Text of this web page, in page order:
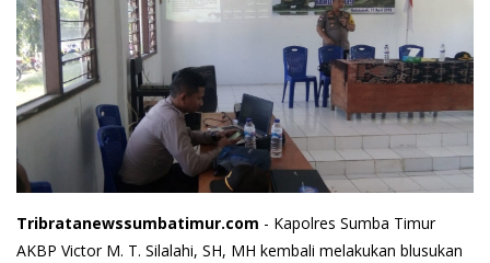
Jurnal Kamtibmas
Tribratanewssumbatimur.com - Kapolres Sumba Timur
AKBP Victor M. T. Silalahi, SH, MH kembali melakukan blusukan